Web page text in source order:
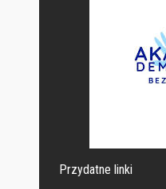
Przydatne linki